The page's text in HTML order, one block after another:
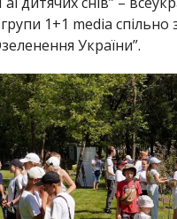
групи 1+1 media спільно
України”.